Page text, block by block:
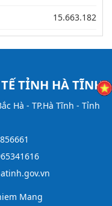
15.663.182
TẾ TỈNH HÀ TĨNH
Hà - TP.Hà Tĩnh - Tỉnh